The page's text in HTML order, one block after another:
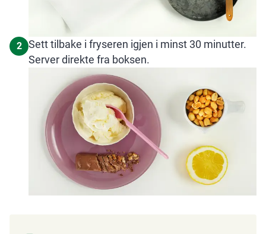
2
Sett tilbake i fryseren igjen i minst 30 minutter.
Server direkte fra boksen.